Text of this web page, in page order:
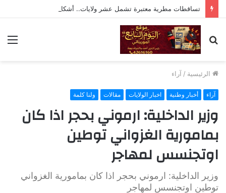
بحث
عن
الرئيسية / آراء
آراء أخبار وطنية اخبار الولايات مقالات ولنا كلمة
وزير الداخلية: ارموني بحجر اذا كان
بمامورية الغزواني توطين
اوتجنسس لمهاجر
وزير الداخلية: ارموني بحجر اذا كان بمامورية الغزواني
توطين اوتجنسس لمهاجر